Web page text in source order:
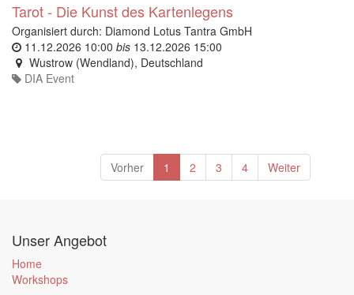
Tarot - Die Kunst des Kartenlegens
Organisiert durch: Diamond Lotus Tantra GmbH
11.12.2026 10:00 bis 13.12.2026 15:00
Wustrow (Wendland), Deutschland
DIA Event
Vorher 1 2 3 4 Weiter
Unser Angebot
Home
Workshops